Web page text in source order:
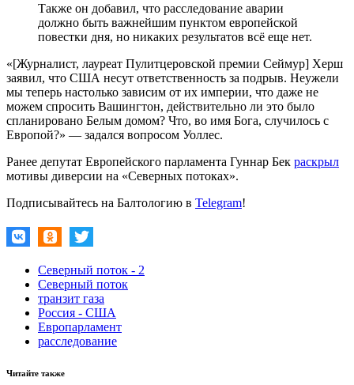
Также он добавил, что расследование аварии
должно быть важнейшим пунктом европейской
повестки дня, но никаких результатов всё еще нет.
«[Журналист, лауреат Пулитцеровской премии Сеймур] Херш
заявил, что США несут ответственность за подрыв. Неужели
мы теперь настолько зависим от их империи, что даже не
можем спросить Вашингтон, действительно ли это было
спланировано Белым домом? Что, во имя Бога, случилось с
Европой?» — задался вопросом Уоллес.
Ранее депутат Европейского парламента Гуннар Бек раскрыл
мотивы диверсии на «Северных потоках».
Подписывайтесь на Балтологию в Telegram!
Северный поток - 2
Северный поток
транзит газа
Россия - США
Европарламент
расследование
Читайте также